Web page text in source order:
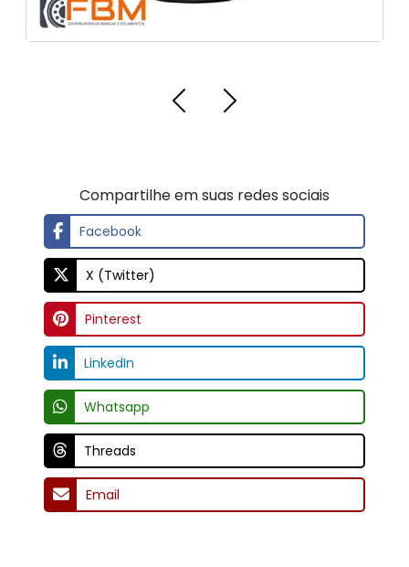
LinkedIn
OUTROS LINKS RELACIONADOS
Regiões Onde Atendemos
Clique aqui para ver as regiões